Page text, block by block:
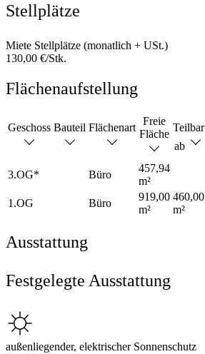
Stellplätze
Miete Stellplätze (monatlich + USt.)
130,00 €/Stk.
Flächenaufstellung
Geschoss Bauteil Flächenart
Freie
Fläche
Teilbar
ab
3.OG* Büro
457,94
m²
1.OG Büro
919,00
m²
460,00
m²
Ausstattung
Festgelegte Ausstattung
außenliegender, elektrischer Sonnenschutz